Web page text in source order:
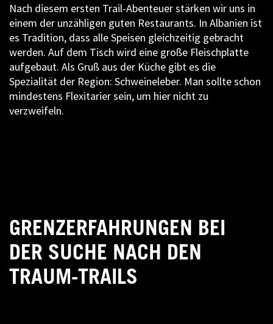
Nach diesem ersten Trail-Abenteuer stärken wir uns in
einem der unzähligen guten Restaurants. In Albanien ist
es Tradition, dass alle Speisen gleichzeitig gebracht
werden. Auf dem Tisch wird eine große Fleischplatte
aufgebaut. Als Gruß aus der Küche gibt es die
Spezialität der Region: Schweineleber. Man sollte schon
mindestens Flexitarier sein, um hier nicht zu
verzweifeln.
GRENZERFAHRUNGEN BEI
DER SUCHE NACH DEN
TRAUM-TRAILS